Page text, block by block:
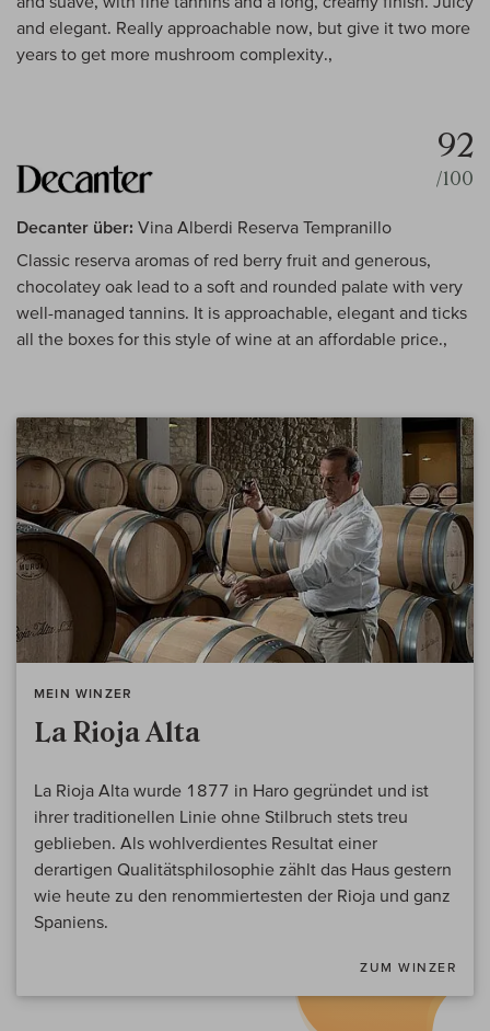
and elegant. Really approachable now, but give it two more
years to get more mushroom complexity.,
92
/100
Decanter über: Vina Alberdi Reserva Tempranillo
Classic reserva aromas of red berry fruit and generous,
chocolatey oak lead to a soft and rounded palate with very
well-managed tannins. It is approachable, elegant and ticks
all the boxes for this style of wine at an affordable price.,
MEIN WINZER
La Rioja Alta
La Rioja Alta wurde 1877 in Haro gegründet und ist
ihrer traditionellen Linie ohne Stilbruch stets treu
geblieben. Als wohlverdientes Resultat einer
derartigen Qualitätsphilosophie zählt das Haus gestern
wie heute zu den renommiertesten der Rioja und ganz
Spaniens.
ZUM WINZER